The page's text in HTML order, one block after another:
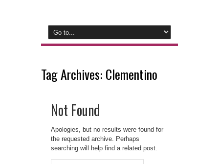
Tag Archives: Clementino
Not Found
Apologies, but no results were found for
the requested archive. Perhaps
searching will help find a related post.